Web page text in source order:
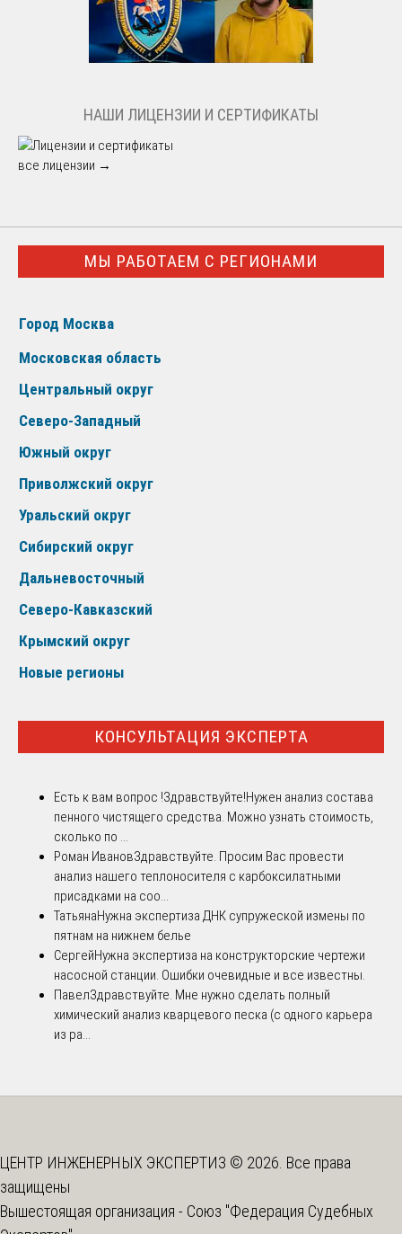
НАШИ ЛИЦЕНЗИИ И СЕРТИФИКАТЫ
все лицензии →
МЫ РАБОТАЕМ С РЕГИОНАМИ
Город Москва
Московская область
Центральный округ
Северо-Западный
Южный округ
Приволжский округ
Уральский округ
Сибирский округ
Дальневосточный
Северо-Кавказский
Крымский округ
Новые регионы
КОНСУЛЬТАЦИЯ ЭКСПЕРТА
Есть к вам вопрос !Здравствуйте!Нужен анализ состава
пенного чистящего средства. Можно узнать стоимость,
сколько по ...
Роман ИвановЗдравствуйте. Просим Вас провести
анализ нашего теплоносителя с карбоксилатными
присадками на соо...
ТатьянаНужна экспертиза ДНК супружеской измены по
пятнам на нижнем белье
СергейНужна экспертиза на конструкторские чертежи
насосной станции. Ошибки очевидные и все известны.
ПавелЗдравствуйте. Мне нужно сделать полный
химический анализ кварцевого песка (с одного карьера
из ра...
ЦЕНТР ИНЖЕНЕРНЫХ ЭКСПЕРТИЗ © 2026. Все права
защищены
Вышестоящая организация - Союз "Федерация Судебных